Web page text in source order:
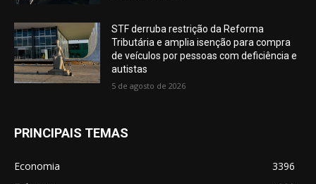
STF derruba restrição da Reforma
Tributária e amplia isenção para compra
de veículos por pessoas com deficiência e
autistas
5 de agosto de 2026
PRINCIPAIS TEMAS
Economia
3396